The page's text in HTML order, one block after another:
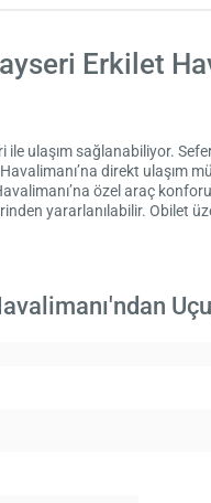
Erkilet
ulaşım sağlanabiliyor.
direkt ulaşım
özel araç
yararlanılabilir. Obilet